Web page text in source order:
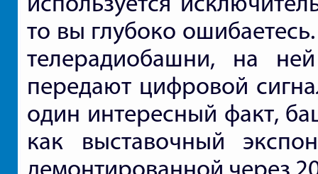
то вы глубоко
телерадиобашни, на
передают цифровой
один интересный факт,
как выставочный